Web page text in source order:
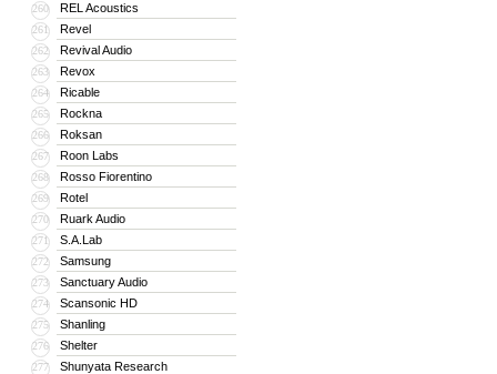
260 REL Acoustics
261 Revel
262 Revival Audio
263 Revox
264 Ricable
265 Rockna
266 Roksan
267 Roon Labs
268 Rosso Fiorentino
269 Rotel
270 Ruark Audio
271 S.A.Lab
272 Samsung
273 Sanctuary Audio
274 Scansonic HD
275 Shanling
276 Shelter
277 Shunyata Research